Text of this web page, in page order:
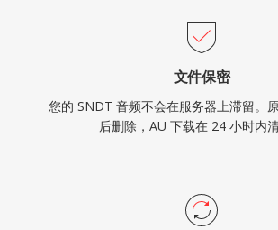
文件保密
您的 SNDT 音频不会在服务器上滞留。
后删除，AU 下载在 24 小时内清